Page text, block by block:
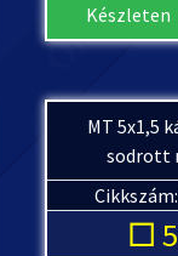
Készleten
MT 5x1,5
sodrott
□